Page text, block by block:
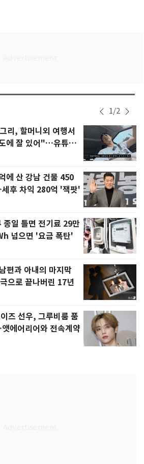
1/2
리, 할머니외 여행서
에 잘 있어"…유튜브
에 산 강남 건물 450
후 차익 280억 '잭팟'
종일 틀면 전기료 29만
넘으면 '요금 폭탄'
편과 아내의 마지막
으로 끝나버린 17년
즈 선우, 그루비룸 품
에어리어와 전속계약